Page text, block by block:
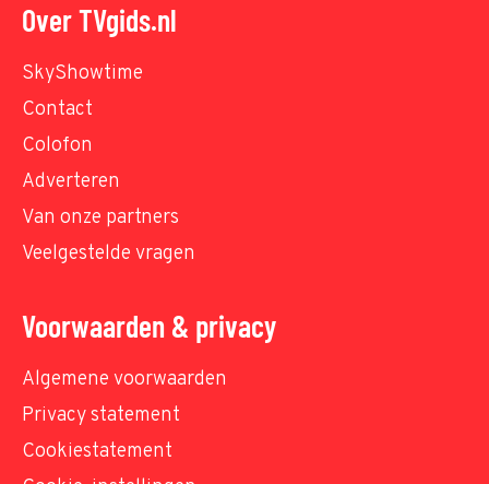
Over TVgids.nl
SkyShowtime
Contact
Colofon
Adverteren
Van onze partners
Veelgestelde vragen
Voorwaarden & privacy
Algemene voorwaarden
Privacy statement
Cookiestatement